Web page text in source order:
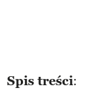
Spis treści: